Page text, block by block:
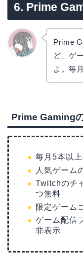
6. Prime
Prime
ど、ゲ
よ。毎
Prime Gaming
毎月5本以
人気ゲーム
Twitchのチ
つ無料
限定ゲーム
ゲーム配信
非表示